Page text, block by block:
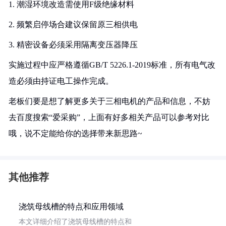
1. 潮湿环境改造需使用F级绝缘材料
2. 频繁启停场合建议保留原三相供电
3. 精密设备必须采用隔离变压器降压
实施过程中应严格遵循GB/T 5226.1-2019标准，所有电气改
造必须由持证电工操作完成。
老板们要是想了解更多关于三相电机的产品和信息，不妨
去百度搜索“爱采购”，上面有好多相关产品可以参考对比
哦，说不定能给你的选择带来新思路~
其他推荐
浇筑母线槽的特点和应用领域
本文详细介绍了浇筑母线槽的特点和